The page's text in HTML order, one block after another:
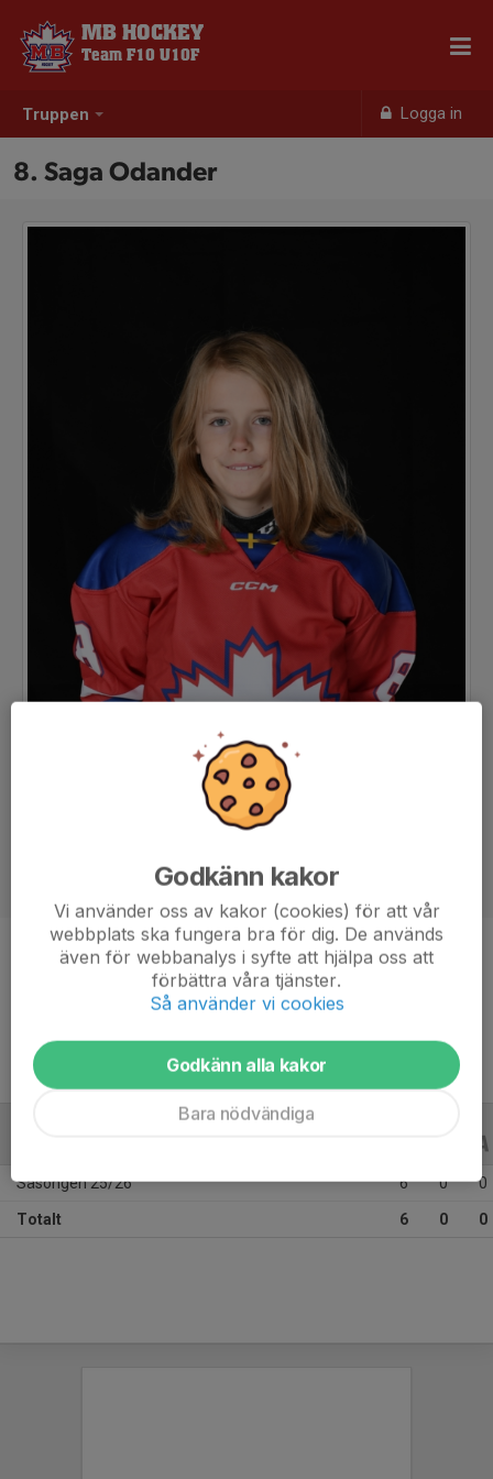
Truppen Logga in
MB HOCKEY
Team F10 U10F
8. Saga Odander
Position
-
8 år
Säsongen 25/26 6 0 0
Totalt 6 0 0
Godkänn kakor
Vi använder oss av kakor (cookies) för att vår
webbplats ska fungera bra för dig. De används
även för webbanalys i syfte att hjälpa oss att
förbättra våra tjänster.
Så använder vi cookies
Godkänn alla kakor
Bara nödvändiga